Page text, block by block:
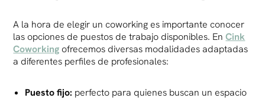
A la hora de elegir un coworking es importante conocer
las opciones de puestos de trabajo disponibles. EnCink
Coworking ofrecemos diversas modalidades adaptadas
a diferentes perfiles de profesionales:
Puesto fijo: perfecto para quienes buscan un espacio